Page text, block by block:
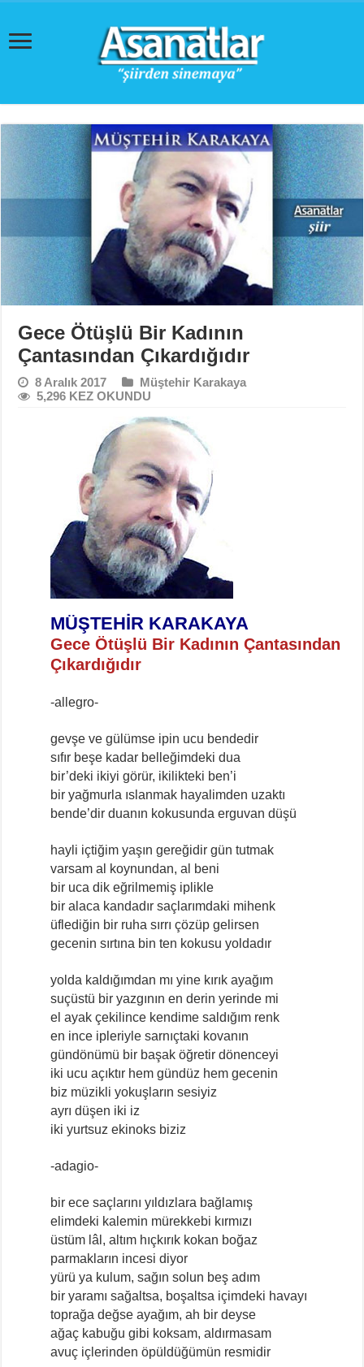
Gece Ötüşlü Bir Kadının
Çantasından Çıkardığıdır
8 Aralık 2017
Müştehir Karakaya
5,296 KEZ OKUNDU
MÜŞTEHİR KARAKAYA
Gece Ötüşlü Bir Kadının Çantasından
Çıkardığıdır
-allegro-
gevşe ve gülümse ipin ucu bendedir
sıfır beşe kadar belleğimdeki dua
bir’deki ikiyi görür, ikilikteki ben’i
bir yağmurla ıslanmak hayalimden uzaktı
bende’dir duanın kokusunda erguvan düşü
hayli içtiğim yaşın gereğidir gün tutmak
varsam al koynundan, al beni
bir uca dik eğrilmemiş iplikle
bir alaca kandadır saçlarımdaki mihenk
üflediğin bir ruha sırrı çözüp gelirsen
gecenin sırtına bin ten kokusu yoldadır
yolda kaldığımdan mı yine kırık ayağım
suçüstü bir yazgının en derin yerinde mi
el ayak çekilince kendime saldığım renk
en ince ipleriyle sarnıçtaki kovanın
gündönümü bir başak öğretir dönenceyi
iki ucu açıktır hem gündüz hem gecenin
biz müzikli yokuşların sesiyiz
ayrı düşen iki iz
iki yurtsuz ekinoks biziz
-adagio-
bir ece saçlarını yıldızlara bağlamış
elimdeki kalemin mürekkebi kırmızı
üstüm lâl, altım hıçkırık kokan boğaz
parmakların incesi diyor
yürü ya kulum, sağın solun beş adım
bir yaramı sağaltsa, boşaltsa içimdeki havayı
toprağa değse ayağım, ah bir deyse
ağaç kabuğu gibi koksam, aldırmasam
avuç içlerinden öpüldüğümün resmidir